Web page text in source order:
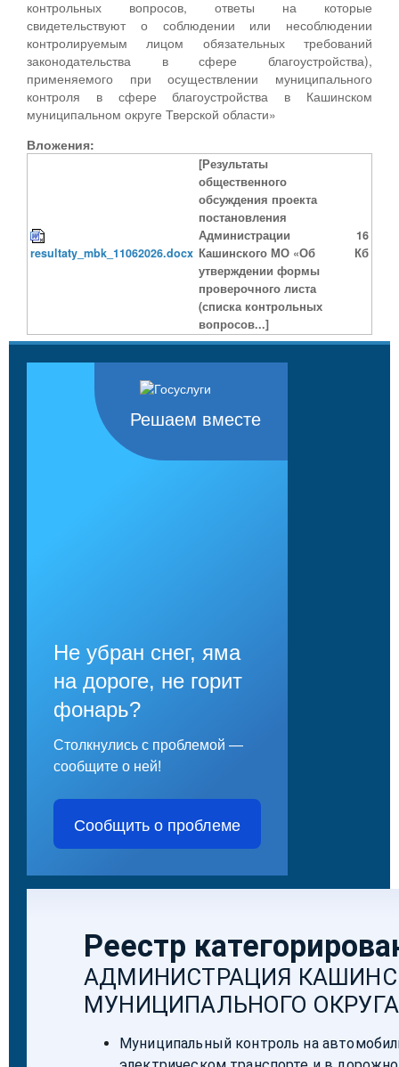
контрольных вопросов, ответы на которые
свидетельствуют о соблюдении или несоблюдении
контролируемым лицом обязательных требований
законодательства в сфере благоустройства),
применяемого при осуществлении муниципального
контроля в сфере благоустройства в Кашинском
муниципальном округе Тверской области»
Вложения:
resultaty_mbk_11062026.docx
[Результаты
общественного
обсуждения проекта
постановления
Администрации
Кашинского МО «Об
утверждении формы
проверочного листа
(списка контрольных
вопросов...]
16
Кб
Решаем вместе
Не убран снег, яма
на дороге, не горит
фонарь?
Столкнулись с проблемой —
сообщите о ней!
Сообщить о проблеме